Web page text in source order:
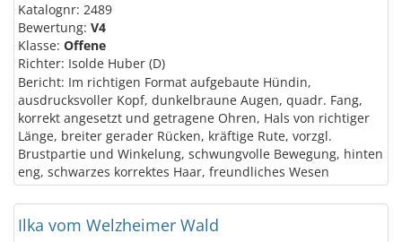
Katalognr: 2489
Bewertung: V4
Klasse: Offene
Richter: Isolde Huber (D)
Bericht: Im richtigen Format aufgebaute Hündin,
ausdrucksvoller Kopf, dunkelbraune Augen, quadr. Fang,
korrekt angesetzt und getragene Ohren, Hals von richtiger
Länge, breiter gerader Rücken, kräftige Rute, vorzgl.
Brustpartie und Winkelung, schwungvolle Bewegung, hinten
eng, schwarzes korrektes Haar, freundliches Wesen
Ilka vom Welzheimer Wald